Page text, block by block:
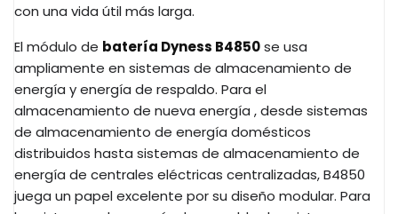
con una vida útil más larga.
El módulo de batería Dyness B4850se usa
ampliamente en sistemas de almacenamiento de
energía y energía de respaldo. Para el
almacenamiento de nueva energía , desde sistemas
de almacenamiento de energía domésticos
distribuidos hasta sistemas de almacenamiento de
energía de centrales eléctricas centralizadas, B4850
juega un papel excelente por su diseño modular. Para